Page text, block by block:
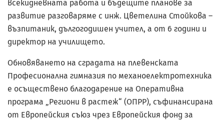
всекидневната работа и бъдещите планове за
развитие разговаряме с инж. Цветелина Стойкова –
възпитаник, дългогодишен учител, а от 6 години и
директор на училището.
Обновяването на сградата на плевенската
Професионална гимназия по механоелектротехника
е осъществено благодарение на Оперативна
програма „Региони в растеж“ (ОПРР), съфинансирана
от Европейския съюз чрез Европейския фонд за